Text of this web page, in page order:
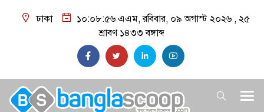
ঢাকা ১০:০৮:৫৭ এএম, রবিবার, ০৯ অগাস্ট ২০২৬ ,২৫
শ্রাবণ ১৪৩৩ বঙ্গাব্দ